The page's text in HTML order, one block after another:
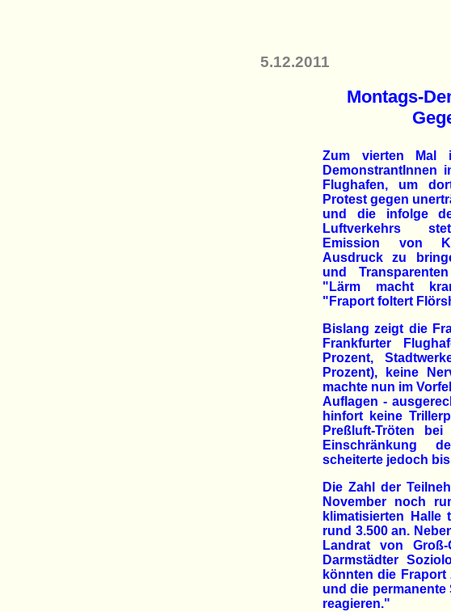
5.12.2011
Montags-
Zum vierten Mal
DemonstrantInnen
Flughafen, um
Protest gegen
und die infolge
Luftverkehrs
Emission von
Ausdruck zu
und
"Lärm macht
"Fraport foltert
Bislang zeigt die
Frankfurter
Prozent,
Prozent), keine
machte nun im
Auflagen -
hinfort keine
Preßluft-Tröten
Einschränkung
scheiterte jedoch
Die Zahl der
November noch
klimatisierten Halle
rund 3.500 an.
Landrat von
Darmstädter
könnten die
und die
reagieren."